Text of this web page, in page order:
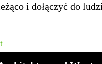
i dołączyć do